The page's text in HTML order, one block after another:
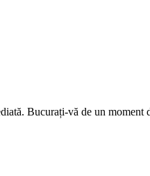
Bucurați-vă de un